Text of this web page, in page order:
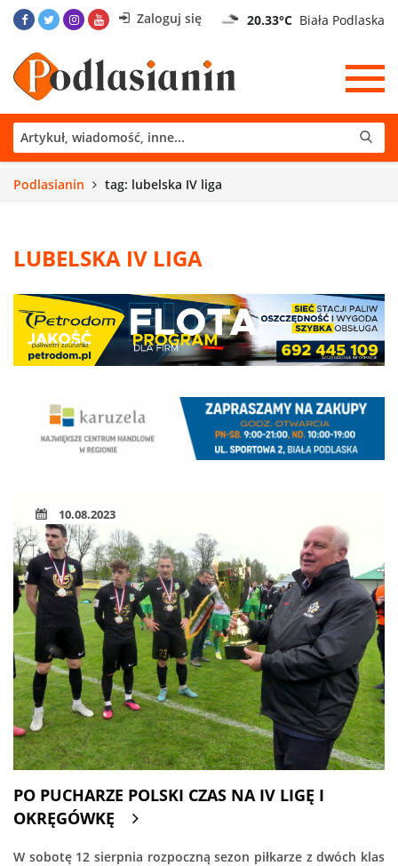
Zaloguj się 20.33°C Biała Podlaska
Podlasianin tag: lubelska IV liga
LUBELSKA IV LIGA
10.08.2023
PO PUCHARZE POLSKI CZAS NA IV LIGĘ I
OKRĘGÓWKĘ
W sobotę 12 sierpnia rozpoczną sezon piłkarze z dwóch klas